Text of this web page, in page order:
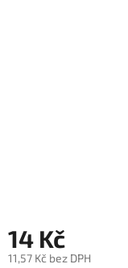
14 Kč
11,57 Kč bez DPH